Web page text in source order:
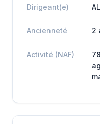
Dirigeant(e)
Ancienneté 2
Activité (NAF)